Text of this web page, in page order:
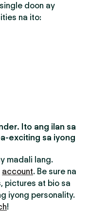
doon ay
na ito:
Ito ang ilan sa
exciting sa iyong
madali lang.
account. Be sure na
pictures at bio sa
iyong personality.
!